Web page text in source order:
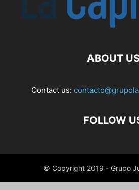
ABOUT
Contact us:
FOLLOW
© Copyright 2019 - Grupo